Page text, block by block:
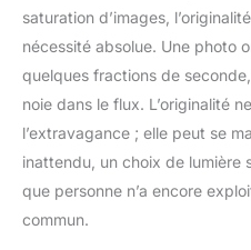
saturation d’images,
nécessité absolue. Une photo
quelques fractions de
noie dans le flux. L’originalité
l’extravagance ; elle peut se
inattendu, un choix de lumière
que personne n’a encore
commun.